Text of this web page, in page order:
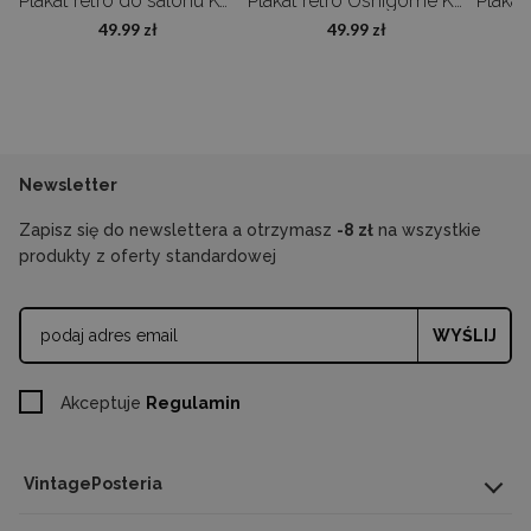
49.99 zł 49.99 zł
VintagePosteria
Newsletter
Zapisz się do newslettera a otrzymasz -8 zł na wszystkie
produkty z oferty standardowej
WYŚLIJ
Akceptuje Regulamin